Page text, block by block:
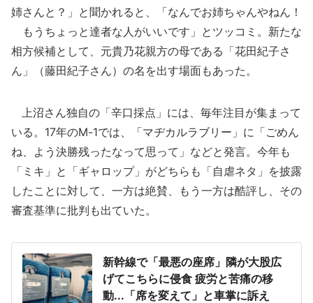
姉さんと？」と聞かれると、「なんでお姉ちゃんやねん！
もうちょっと達者な人がいいです」とツッコミ。新たな
相方候補として、元貴乃花親方の母である「花田紀子さ
ん」（藤田紀子さん）の名を出す場面もあった。
上沼さん独自の「辛口採点」には、毎年注目が集まって
いる。17年のM-1では、「マヂカルラブリー」に「ごめん
ね、よう決勝残ったなって思って」などと発言。今年も
「ミキ」と「ギャロップ」がどちらも「自虐ネタ」を披露
したことに対して、一方は絶賛、もう一方は酷評し、その
審査基準に批判も出ていた。
新幹線で「最悪の座席」隣が大股広
げてこちらに侵食 疲労と苦痛の移
動...「席を変えて」と車掌に訴え